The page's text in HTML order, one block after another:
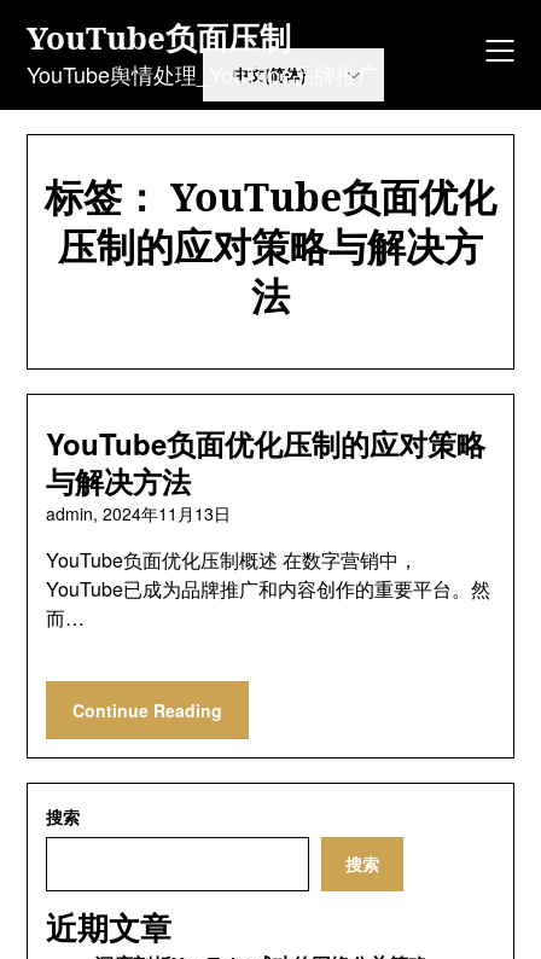
content
YouTube负面压制
YouTube舆情处理_YouTube品牌推广
标签： YouTube负面优化
压制的应对策略与解决方
法
YouTube负面优化压制的应对策略
与解决方法
admin,2024年11月13日
YouTube负面优化压制概述 在数字营销中，
YouTube已成为品牌推广和内容创作的重要平台。然
而…
Continue Reading
搜索
搜索
近期文章